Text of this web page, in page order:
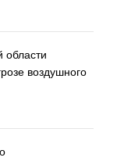
воздушного